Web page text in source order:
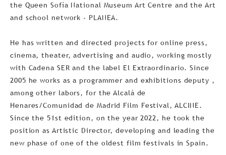
the Queen Sofía National Museum Art Centre and the Art
and school network - PLANEA.
He has written and directed projects for online press,
cinema, theater, advertising and audio, working mostly
with Cadena SER and the label El Extraordinario. Since
2005 he works as a programmer and exhibitions deputy ,
among other labors, for the Alcalá de
Henares/Comunidad de Madrid Film Festival, ALCINE.
Since the 51st edition, on the year 2022, he took the
position as Artistic Director, developing and leading the
new phase of one of the oldest film festivals in Spain.